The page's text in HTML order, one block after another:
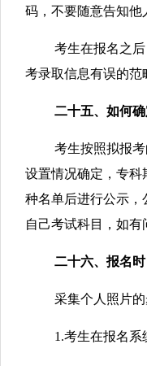
码，不要随意告知他
考生在报名之
考录取信息有误的范
二十五、如何
考生按照拟报
设置情况确定，专科
种名单后进行公示，
自己考试科目，如有
二十六、报名
采集个人照片的
1.考生在报名